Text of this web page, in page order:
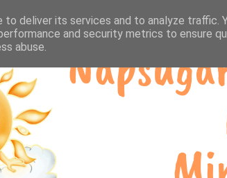
deliver its services and to analyze traffic.
and security metrics to ensure
abuse.